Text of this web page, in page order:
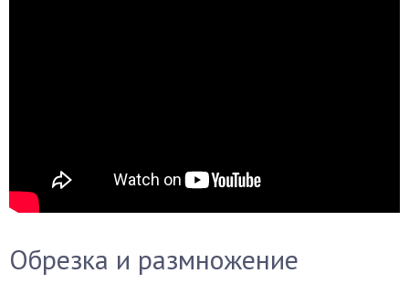
Обрезка и размножение